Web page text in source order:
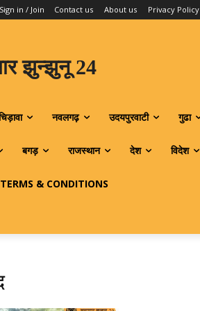
Sign in / Join Contact us About us Privacy Policy
झुन्झुनू 24
नवलगढ़ उदयपुरवाटी गुढा
बगड़ राजस्थान देश विदेश
TERMS & CONDITIONS